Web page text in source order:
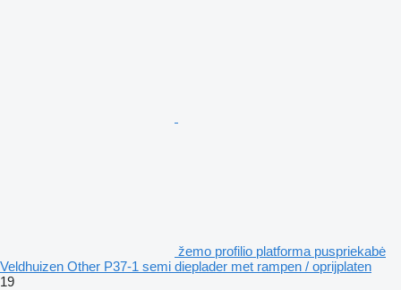
žemo profilio platforma puspriekabė
Veldhuizen Other P37-1 semi dieplader met rampen / oprijplaten
19